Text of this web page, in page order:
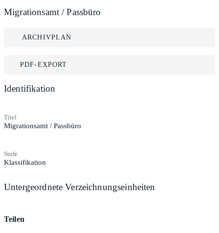
Migrationsamt / Passbüro
ARCHIVPLAN
PDF-EXPORT
Identifikation
Titel
Migrationsamt / Passbüro
Stufe
Klassifikation
Untergeordnete Verzeichnungseinheiten
Teilen